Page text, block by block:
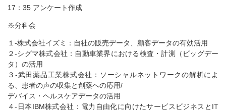
17：35 アンケート作成
※分科会
１-株式会社イズミ：自社の販売データ、顧客データの有効活用
２-シグマ株式会社：自動車業界における検査・計測（ビッグデー
タ）の活用
３-武田薬品工業株式会社：ソーシャルネットワークの解析によ
る、患者の声の収集と創薬への応用/
デバイス・ヘルスケアデータの活用
４-日本IBM株式会社：電力自由化に向けたサービスビジネスとIT